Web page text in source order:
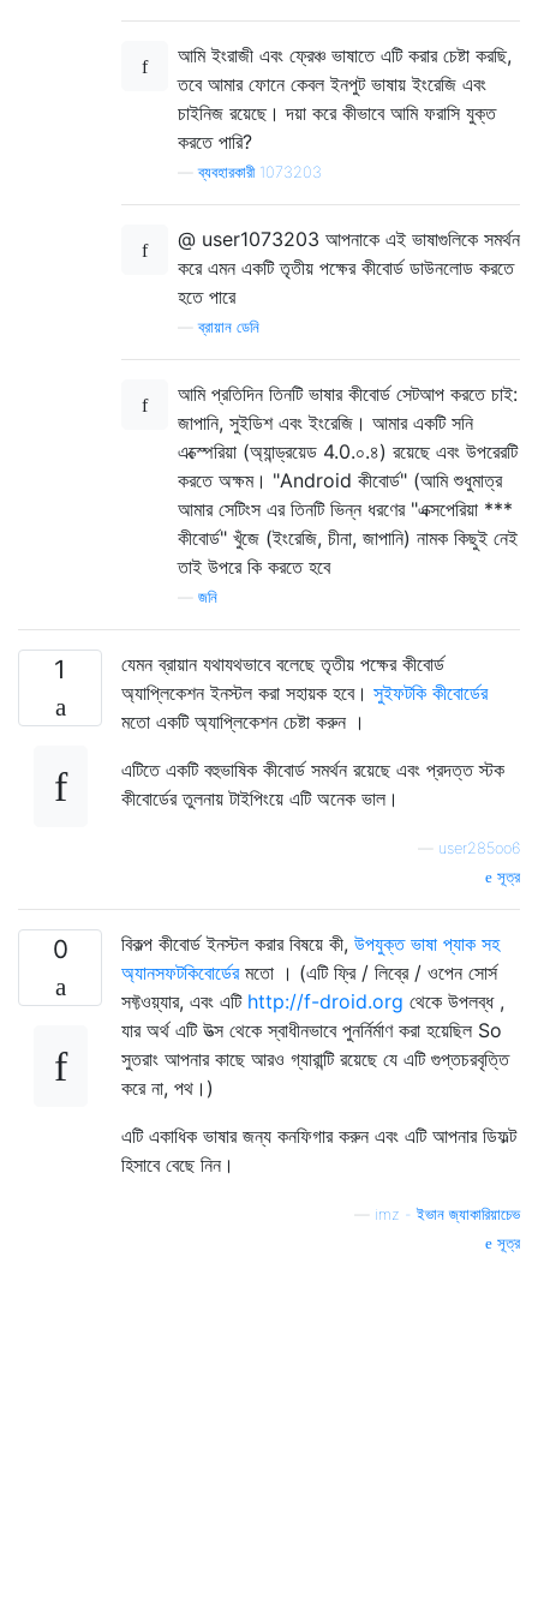
আমি ইংরাজী এবং ফ্রেঞ্চ ভাষাতে এটি করার চেষ্টা করছি,
তবে আমার ফোনে কেবল ইনপুট ভাষায় ইংরেজি এবং
চাইনিজ রয়েছে। দয়া করে কীভাবে আমি ফরাসি যুক্ত
করতে পারি?
—ব্যবহারকারী 1073203
@ user1073203 আপনাকে এই ভাষাগুলিকে সমর্থন
করে এমন একটি তৃতীয় পক্ষের কীবোর্ড ডাউনলোড করতে
হতে পারে
—ব্রায়ান ডেনি
আমি প্রতিদিন তিনটি ভাষার কীবোর্ড সেটআপ করতে চাই:
জাপানি, সুইডিশ এবং ইংরেজি। আমার একটি সনি
এক্স্পেরিয়া (অ্যান্ড্রয়েড 4.0.০.৪) রয়েছে এবং উপরেরটি
করতে অক্ষম। "Android কীবোর্ড" (আমি শুধুমাত্র
আমার সেটিংস এর তিনটি ভিন্ন ধরণের "এক্সপেরিয়া ***
কীবোর্ড" খুঁজে (ইংরেজি, চীনা, জাপানি) নামক কিছুই নেই
তাই উপরে কি করতে হবে
জনি
1
যেমন ব্রায়ান যথাযথভাবে বলেছে তৃতীয় পক্ষের কীবোর্ড
অ্যাপ্লিকেশন ইনস্টল করা সহায়ক হবে। সুইফটকি কীবোর্ডের
মতো একটি অ্যাপ্লিকেশন চেষ্টা করুন ।
এটিতে একটি বহুভাষিক কীবোর্ড সমর্থন রয়েছে এবং প্রদত্ত স্টক
কীবোর্ডের তুলনায় টাইপিংয়ে এটি অনেক ভাল।
user285oo6
সূত্র
0 বিকল্প কীবোর্ড ইনস্টল করার বিষয়ে কী, উপযুক্ত ভাষা প্যাক সহ
অ্যানসফটকিবোর্ডেরমতো । (এটি ফ্রি / লিব্রে / ওপেন সোর্স
সফ্টওয়্যার, এবং এটি http://f-droid.org থেকে উপলব্ধ ,
যার অর্থ এটি উত্স থেকে স্বাধীনভাবে পুনর্নির্মাণ করা হয়েছিল So
সুতরাং আপনার কাছে আরও গ্যারান্টি রয়েছে যে এটি গুপ্তচরবৃত্তি
করে না, পথ।)
এটি একাধিক ভাষার জন্য কনফিগার করুন এবং এটি আপনার ডিফল্ট
হিসাবে বেছে নিন।
imz - ইভান জ্যাকারিয়াচেভ
সূত্র